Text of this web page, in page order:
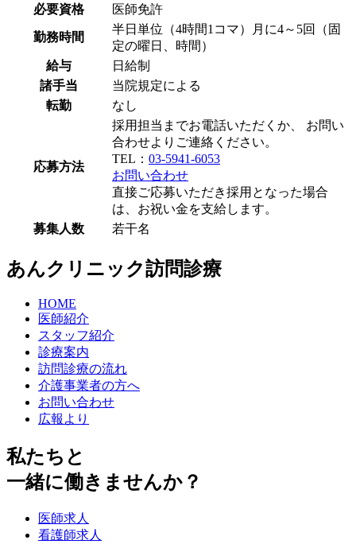
必要資格
医師免許
勤務時間
半日単位（4時間1コマ）月に4～5回（固
定の曜日、時間）
給与
日給制
諸手当
当院規定による
転勤
なし
応募方法
採用担当までお電話いただくか、 お問い
合わせよりご連絡ください。
TEL： 03-5941-6053
お問い合わせ
直接ご応募いただき採用となった場合
は、お祝い金を支給します。
募集人数
若干名
あんクリニック訪問診療
HOME
医師紹介
スタッフ紹介
診療案内
訪問診療の流れ
介護事業者の方へ
お問い合わせ
広報より
私たちと
一緒に働きませんか？
医師求人
看護師求人